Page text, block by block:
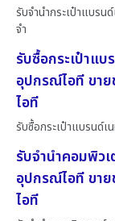
รับจำนำกระเป๋าแบรน
จำ
รับซื้อกระเป๋าแ
อุปกรณ์ไอที ขา
ไอที
รับซื้อกระเป๋าแบรนด์เ
รับจำนำคอมพิว
อุปกรณ์ไอที ขา
ไอที